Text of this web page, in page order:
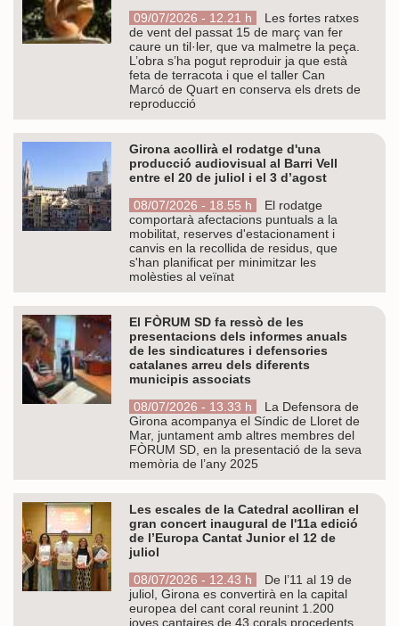
09/07/2026 - 12.21 h
Les fortes ratxes
de vent del passat 15 de març van fer
caure un til·ler, que va malmetre la peça.
L’obra s’ha pogut reproduir ja que està
feta de terracota i que el taller Can
Marcó de Quart en conserva els drets de
reproducció
Girona acollirà el rodatge d'una
producció audiovisual al Barri Vell
entre el 20 de juliol i el 3 d’agost
08/07/2026 - 18.55 h
El rodatge
comportarà afectacions puntuals a la
mobilitat, reserves d'estacionament i
canvis en la recollida de residus, que
s'han planificat per minimitzar les
molèsties al veïnat
El FÒRUM SD fa ressò de les
presentacions dels informes anuals
de les sindicatures i defensories
catalanes arreu dels diferents
municipis associats
08/07/2026 - 13.33 h
La Defensora de
Girona acompanya el Síndic de Lloret de
Mar, juntament amb altres membres del
FÒRUM SD, en la presentació de la seva
memòria de l’any 2025
Les escales de la Catedral acolliran el
gran concert inaugural de l'11a edició
de l’Europa Cantat Junior el 12 de
juliol
08/07/2026 - 12.43 h
De l’11 al 19 de
juliol, Girona es convertirà en la capital
europea del cant coral reunint 1.200
joves cantaires de 43 corals procedents